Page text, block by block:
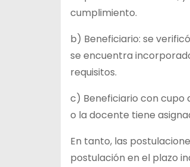
cumplimiento.
b) Beneficiario: se
se encuentra
requisitos.
c) Beneficiario con cupo
o la docente tiene
En tanto, las
postulación en el plazo